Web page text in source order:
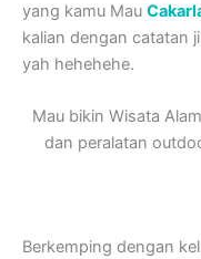
yang kamu Mau
kalian dengan catatan
yah hehehehe.
Mau bikin Wisata
dan peralatan
Berkemping dengan